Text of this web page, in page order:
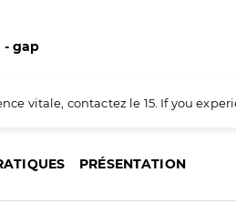
- gap
vitale, contactez le 15. If you
PRÉSENTATION